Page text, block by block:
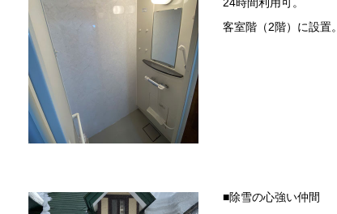
24時間利用可。
客室階（2階）に設置。
■除雪の心強い仲間